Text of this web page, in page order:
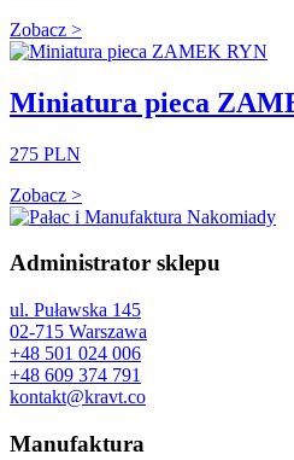
Zobacz >
Miniatura pieca
275 PLN
Zobacz >
Administrator sklepu
ul. Puławska 145
02-715 Warszawa
+48 501 024 006
+48 609 374 791
kontakt@kravt.co
Manufaktura